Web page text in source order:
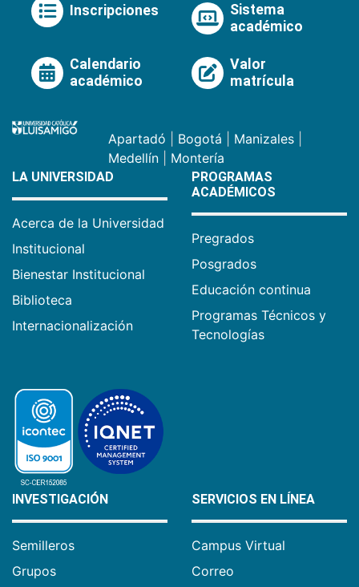
Inscripciones
Sistema
académico
Calendario
académico
Valor
matrícula
Apartadó Bogotá Manizales
Medellín
Montería
LA UNIVERSIDAD
Acerca de la Universidad
Institucional
Bienestar Institucional
Biblioteca
Internacionalización
PROGRAMAS
ACADÉMICOS
Pregrados
Posgrados
Educación continua
Programas Técnicos y
Tecnologías
INVESTIGACIÓN
Semilleros
Grupos
SERVICIOS EN LÍNEA
Campus Virtual
Correo